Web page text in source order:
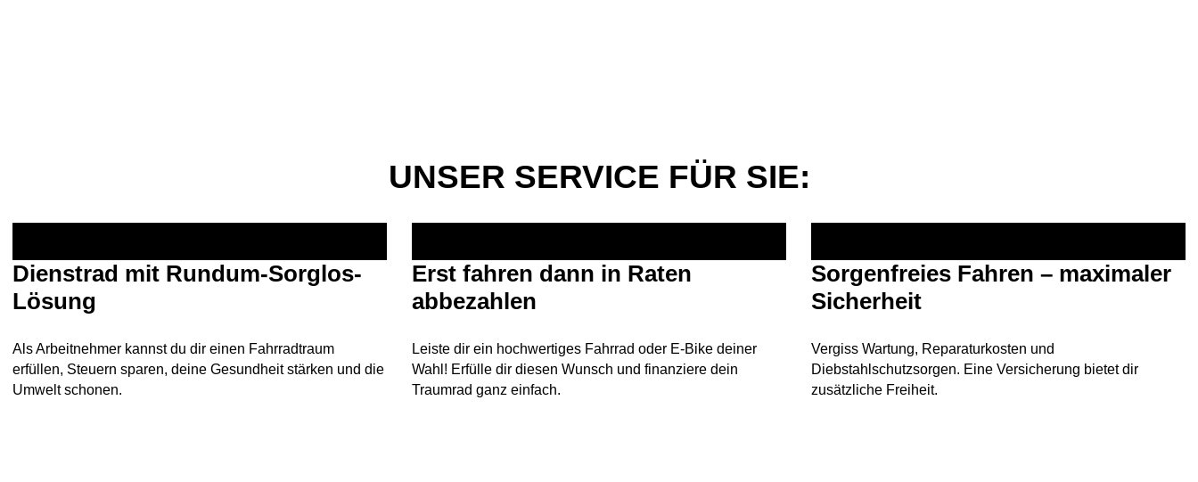
UNSER SERVICE FÜR SIE:
Dienstrad mit Rundum-Sorglos-
Lösung
Als Arbeitnehmer kannst du dir einen Fahrradtraum
erfüllen, Steuern sparen, deine Gesundheit stärken und die
Umwelt schonen.
Erst fahren dann in Raten
abbezahlen
Leiste dir ein hochwertiges Fahrrad oder E-Bike deiner
Wahl! Erfülle dir diesen Wunsch und finanziere dein
Traumrad ganz einfach.
Sorgenfreies Fahren – maximaler
Sicherheit
Vergiss Wartung, Reparaturkosten und
Diebstahlschutzsorgen. Eine Versicherung bietet dir
zusätzliche Freiheit.